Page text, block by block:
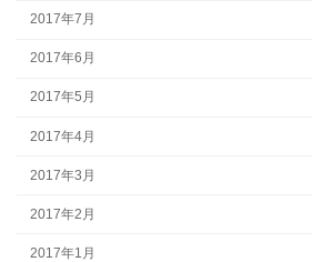
2017年7月
2017年6月
2017年5月
2017年4月
2017年3月
2017年2月
2017年1月